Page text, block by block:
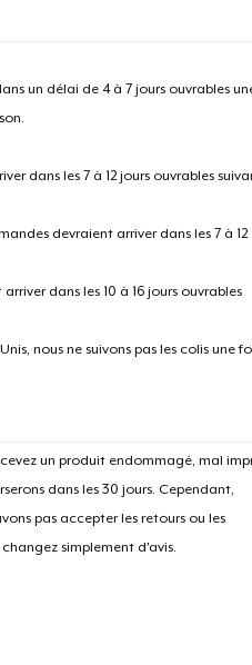
un délai de 4 à 7 jours ouvrables
dans les 7 à 12 jours ouvrables
devraient arriver dans les 7 à 12
dans les 10 à 16 jours ouvrables
nous ne suivons pas les colis une
un produit endommagé, mal
dans les 30 jours. Cependant,
pas accepter les retours ou les
simplement d'avis.